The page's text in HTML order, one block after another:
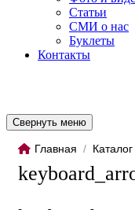
Статьи
СМИ о нас
Буклеты
Контакты
Свернуть меню
Главная / Каталог